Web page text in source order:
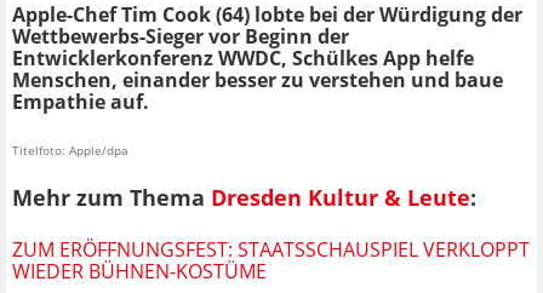
Apple-Chef Tim Cook (64) lobte bei der Würdigung der
Wettbewerbs-Sieger vor Beginn der
Entwicklerkonferenz WWDC, Schülkes App helfe
Menschen, einander besser zu verstehen und baue
Empathie auf.
Titelfoto: Apple/dpa
Mehr zum Thema Dresden Kultur & Leute:
ZUM ERÖFFNUNGSFEST: STAATSSCHAUSPIEL VERKLOPPT
WIEDER BÜHNEN-KOSTÜME